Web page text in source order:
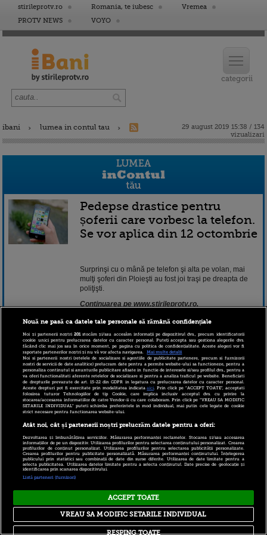
stirileprotv.ro Romania, te iubesc
Vremea
PROTV NEWS
VOYO
ibani lumea in contul tau
29 august 2019 15:38 / 134
vizualizari
Pedepse drastice pentru
șoferii care vorbesc la telefon.
Se vor aplica din 12 octombrie
Surprinşi cu o mână pe telefon şi alta pe volan, mai
mulţi şoferi din Ploieşti au fost joi traşi pe dreapta de
poliţişti.
Continuarea pe www.stirileprotv.ro.
29 august 2019 15:38
Politica Confidentialitate| RSS
Nouă ne pasă ca datele tale personale să rămână confidențiale
Noi și partenerii noștri201stocăm și/sau accesăm informații pe dispozitivul dvs., precum identificatorii
cookie unici pentru prelucrarea datelor cu caracter personal. Puteți accepta sau gestiona alegerile dvs.
făcând clic mai jos sau în orice moment, pe pagina cu politica de confidențialitate. Aceste alegeri vor fi
raportate partenerilor noștri și nu vă vor afecta navigarea.
Mai multe detalii
Noi si partenerii nostri (retelele de socializare si agentiile de publicitate partenere, precum si furnizorii
nostri de servicii de date analitice) prelucram date pentru a permite website-ului sa functioneze, pentru a
personaliza continutul si anunturile publicitare afisate in functie de interesele si/sau profilul dvs., pentru a
va oferi functionalitati aferente retelelor de socializare si pentru a analiza traficul pe website. Beneficiati
de drepturile prevazute de art. 15-22 din GDPR in legatura cu prelucrarea datelor cu caracter personal.
Aceste drepturi pot fi exercitate prin modalitatea indicataaici. Prin click pe “ACCEPT TOATE”, acceptati
folosirea tuturor Tehnologiilor de tip Cookie, care implica inclusiv acceptul dvs. cu privire la
stocarea/accesarea informatiilor de catre Vendor-ii cu care colaboram. Prin click pe “VREAU SA MODIFIC
SETARILE INDIVIDUAL” puteti schimba preferintele in mod individual, mai putin cele legate de cookie
strict necesare pentru functionarea website-ului.
Atât noi, cât și partenerii noștri prelucrăm datele pentru a oferi:
Dezvoltarea și îmbunătățirea serviciilor. Măsurarea performanței reclamelor. Stocarea și/sau accesarea
informațiilor de pe un dispozitiv. Utilizarea profilurilor pentru selectarea conținutului personalizat. Crearea
profilurilor de conținut personalizat. Utilizarea profilurilor pentru selectarea publicității personalizate.
Crearea profilurilor pentru publicitate personalizată. Măsurarea performanței conținutului. Înțelegerea
publicului prin statistici sau combinații de date din surse diferite. Utilizarea de date limitate pentru a
selecta publicitatea. Utilizarea datelor limitate pentru a selecta conținutul. Date precise de geolocație și
identificarea prin scanarea dispozitivului.
Listă parteneri (furnizori)
ACCEPT TOATE
RESPING TOATE
VREAU SA MODIFIC SETARILE INDIVIDUAL